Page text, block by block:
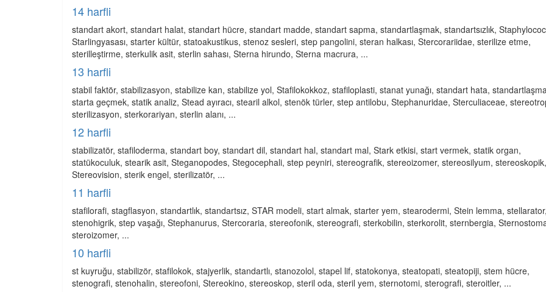
14 harfli
standart akort, standart halat, standart hücre, standart madde, standart sapma, standartlaşmak, standartsızlık,
Starlingyasası, starter kültür, statoakustikus, stenoz sesleri, step pangolini, steran halkası, Stercorariidae, sterilize etme,
sterilleştirme, sterkulik asit, sterlin sahası, Sterna hirundo, Sterna macrura, ...
13 harfli
stabil faktör, stabilizasyon, stabilize kan, stabilize yol, Stafilokokkoz, stafiloplasti, stanat yunağı, standart hata,
starta geçmek, statik analiz, Stead ayıracı, stearil alkol, stenök türler, step antilobu, Stephanuridae, Sterculiaceae,
sterilizasyon, sterkorariyan, sterlin alanı, ...
12 harfli
stabilizatör, stafiloderma, standart boy, standart dil, standart hal, standart mal, Stark etkisi, start vermek, statik organ,
statükoculuk, stearik asit, Steganopodes, Stegocephali, step peyniri, stereografik, stereoizomer, stereosilyum, stereoskopik,
Stereovision, sterik engel, sterilizatör, ...
11 harfli
stafilorafi, stagflasyon, standartlık, standartsız, STAR modeli, start almak, starter yem, stearodermi, Stein lemma, stellarator,
stenohigrik, step vaşağı, Stephanurus, Stercoraria, stereofonik, stereografi, sterkobilin, sterkorolit, sternbergia,
steroizomer, ...
10 harfli
st kuyruğu, stabilizör, stafilokok, stajyerlik, standartlı, stanozolol, stapel lif, statokonya, steatopati, steatopiji, stem hücre,
stenografi, stenohalin, stereofoni, Stereokino, stereoskop, steril oda, steril yem, sternotomi, sterografi, steroitler, ...